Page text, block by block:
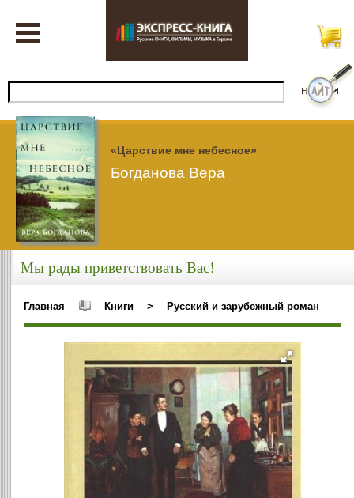
«Царствие мне небесное»
Богданова Вера
Мы рады приветствовать Вас!
Главная Книги > Русский и зарубежный роман